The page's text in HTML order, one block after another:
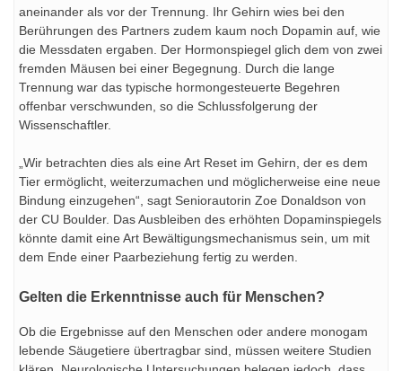
aneinander als vor der Trennung. Ihr Gehirn wies bei den
Berührungen des Partners zudem kaum noch Dopamin auf, wie
die Messdaten ergaben. Der Hormonspiegel glich dem von zwei
fremden Mäusen bei einer Begegnung. Durch die lange
Trennung war das typische hormongesteuerte Begehren
offenbar verschwunden, so die Schlussfolgerung der
Wissenschaftler.
„Wir betrachten dies als eine Art Reset im Gehirn, der es dem
Tier ermöglicht, weiterzumachen und möglicherweise eine neue
Bindung einzugehen“, sagt Seniorautorin Zoe Donaldson von
der CU Boulder. Das Ausbleiben des erhöhten Dopaminspiegels
könnte damit eine Art Bewältigungsmechanismus sein, um mit
dem Ende einer Paarbeziehung fertig zu werden.
Gelten die Erkenntnisse auch für Menschen?
Ob die Ergebnisse auf den Menschen oder andere monogam
lebende Säugetiere übertragbar sind, müssen weitere Studien